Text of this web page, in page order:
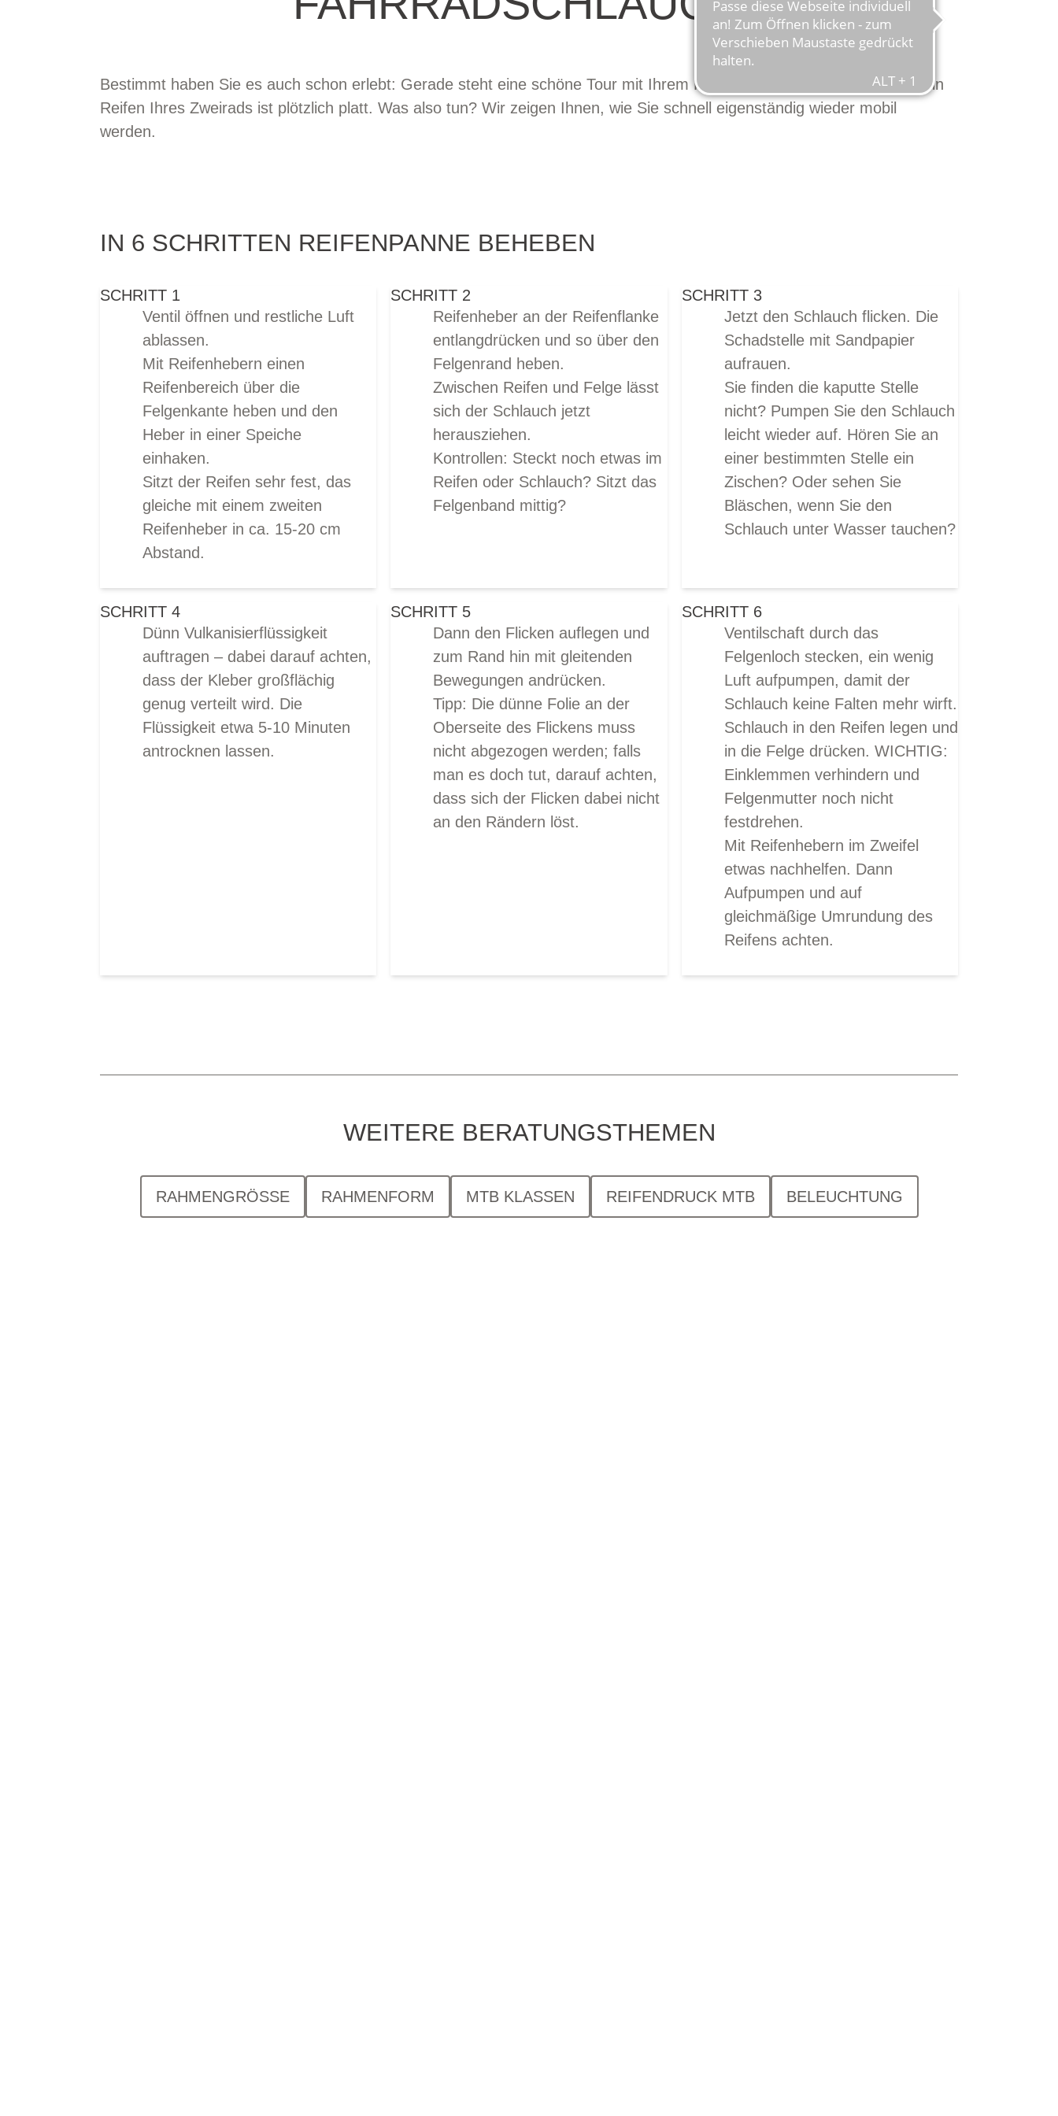
Bestimmt haben Sie es auch schon erlebt: Gerade steht eine schöne Tour mit Ihrem Fahrrad oder Elektrorad an, und ein
Reifen Ihres Zweirads ist plötzlich platt. Was also tun? Wir zeigen Ihnen, wie Sie schnell eigenständig wieder mobil
werden.
IN 6 SCHRITTEN REIFENPANNE BEHEBEN
SCHRITT 1
Ventil öffnen und restliche Luft
ablassen.
Mit Reifenhebern einen
Reifenbereich über die
Felgenkante heben und den
Heber in einer Speiche
einhaken.
Sitzt der Reifen sehr fest, das
gleiche mit einem zweiten
Reifenheber in ca. 15-20 cm
Abstand.
SCHRITT 2
Reifenheber an der Reifenflanke
entlangdrücken und so über den
Felgenrand heben.
Zwischen Reifen und Felge lässt
sich der Schlauch jetzt
herausziehen.
Kontrollen: Steckt noch etwas im
Reifen oder Schlauch? Sitzt das
Felgenband mittig?
SCHRITT 3
Jetzt den Schlauch flicken. Die
Schadstelle mit Sandpapier
aufrauen.
Sie finden die kaputte Stelle
nicht? Pumpen Sie den Schlauch
leicht wieder auf. Hören Sie an
einer bestimmten Stelle ein
Zischen? Oder sehen Sie
Bläschen, wenn Sie den
Schlauch unter Wasser tauchen?
SCHRITT 4
Dünn Vulkanisierflüssigkeit
auftragen – dabei darauf achten,
dass der Kleber großflächig
genug verteilt wird. Die
Flüssigkeit etwa 5-10 Minuten
antrocknen lassen.
SCHRITT 5
Dann den Flicken auflegen und
zum Rand hin mit gleitenden
Bewegungen andrücken.
Tipp: Die dünne Folie an der
Oberseite des Flickens muss
nicht abgezogen werden; falls
man es doch tut, darauf achten,
dass sich der Flicken dabei nicht
an den Rändern löst.
SCHRITT 6
Ventilschaft durch das
Felgenloch stecken, ein wenig
Luft aufpumpen, damit der
Schlauch keine Falten mehr wirft.
Schlauch in den Reifen legen und
in die Felge drücken. WICHTIG:
Einklemmen verhindern und
Felgenmutter noch nicht
festdrehen.
Mit Reifenhebern im Zweifel
etwas nachhelfen. Dann
Aufpumpen und auf
gleichmäßige Umrundung des
Reifens achten.
WEITERE BERATUNGSTHEMEN
RAHMENGRÖSSE RAHMENFORM MTB KLASSEN REIFENDRUCK MTB BELEUCHTUNG